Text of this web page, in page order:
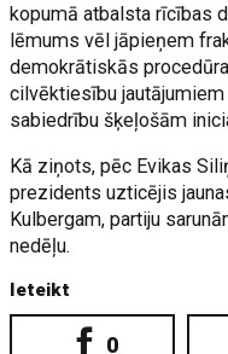
kopumā atbalsta rīcības
lēmums vēl jāpieņem
demokrātiskās
cilvēktiesību
sabiedrību šķeļošām
Kā ziņots, pēc Evikas
prezidents uzticējis
Kulbergam, partiju
nedēļu.
Ieteikt
0